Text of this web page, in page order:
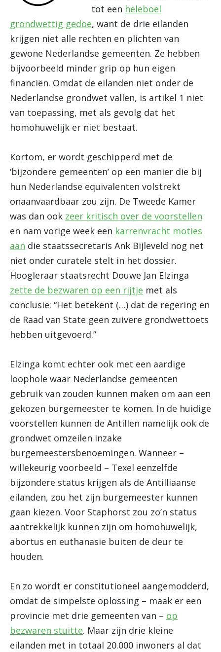
tot een heleboel
grondwettig gedoe, want de drie eilanden
krijgen niet alle rechten en plichten van
gewone Nederlandse gemeenten. Ze hebben
bijvoorbeeld minder grip op hun eigen
financiën. Omdat de eilanden niet onder de
Nederlandse grondwet vallen, is artikel 1 niet
van toepassing, met als gevolg dat het
homohuwelijk er niet bestaat.
Kortom, er wordt geschipperd met de
‘bijzondere gemeenten’ op een manier die bij
hun Nederlandse equivalenten volstrekt
onaanvaardbaar zou zijn. De Tweede Kamer
was dan ook zeer kritisch over de voorstellen
en nam vorige week een karrenvracht moties
aan die staatssecretaris Ank Bijleveld nog net
niet onder curatele stelt in het dossier.
Hoogleraar staatsrecht Douwe Jan Elzinga
zette de bezwaren op een rijtje met als
conclusie: “Het betekent (…) dat de regering en
de Raad van State geen zuivere grondwettoets
hebben uitgevoerd.”
Elzinga komt echter ook met een aardige
loophole waar Nederlandse gemeenten
gebruik van zouden kunnen maken om aan een
gekozen burgemeester te komen. In de huidige
voorstellen kunnen de Antillen namelijk ook de
grondwet omzeilen inzake
burgemeestersbenoemingen. Wanneer –
willekeurig voorbeeld – Texel eenzelfde
bijzondere status krijgen als de Antilliaanse
eilanden, zou het zijn burgemeester kunnen
gaan kiezen. Voor Staphorst zou zo’n status
aantrekkelijk kunnen zijn om homohuwelijk,
abortus en euthanasie buiten de deur te
houden.
En zo wordt er constitutioneel aangemodderd,
omdat de simpelste oplossing – maak er een
provincie met drie gemeenten van – op
bezwaren stuitte. Maar zijn drie kleine
eilanden met in totaal 20.000 inwoners al dat